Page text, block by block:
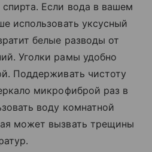
Если вода в вашем
использовать уксусный
белые разводы от
Уголки рамы удобно
Поддерживать чистоту
микрофиброй раз в
воду комнатной
может вызвать трещины